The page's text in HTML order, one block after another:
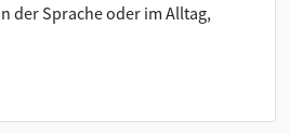
der Sprache oder im Alltag,